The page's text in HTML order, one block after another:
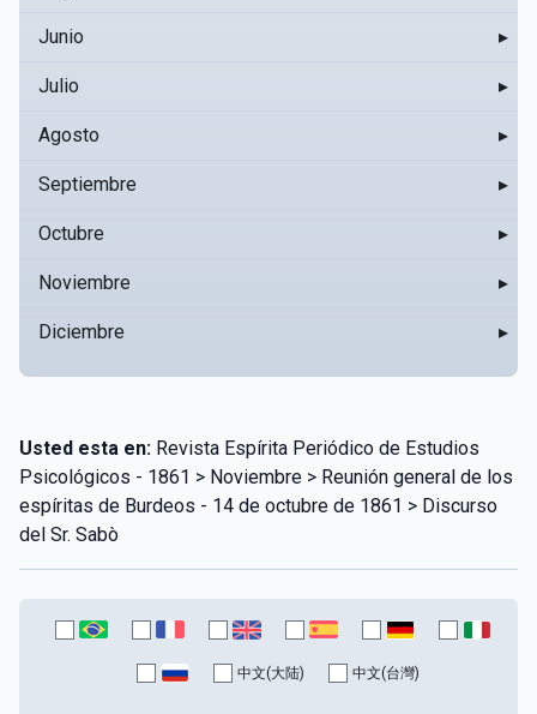
Junio ▸
Julio ▸
Agosto ▸
Septiembre ▸
Octubre ▸
Noviembre ▸
Diciembre ▸
Usted esta en: Revista Espírita Periódico de Estudios
Psicológicos - 1861 > Noviembre > Reunión general de los
espíritas de Burdeos - 14 de octubre de 1861 > Discurso
del Sr. Sabò
中文(大陆) 中文(台灣)